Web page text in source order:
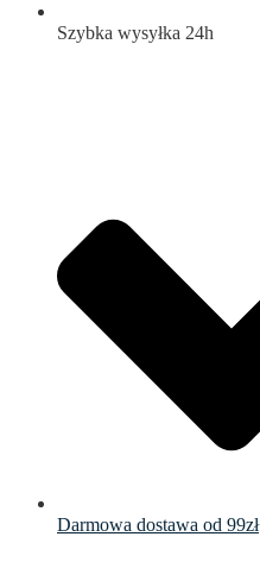
Szybka wysyłka 24h
Darmowa dostawa od 99zł